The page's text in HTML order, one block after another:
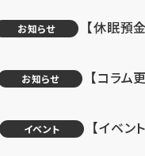
お知らせ 【休眠預
お知らせ 【コラム
イベント 【イベ